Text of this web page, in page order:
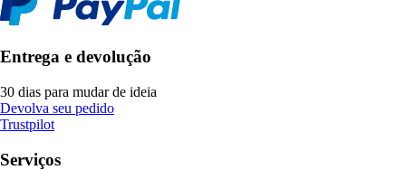
Entrega e devolução
30 dias para mudar de ideia
Devolva seu pedido
Trustpilot
Serviços